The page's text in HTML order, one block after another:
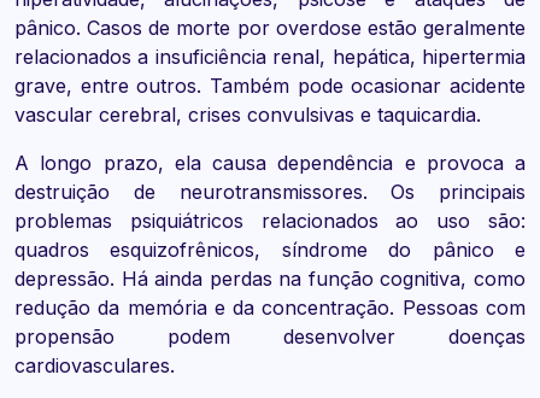
pânico. Casos de morte por overdose estão geralmente
relacionados a insuficiência renal, hepática, hipertermia
grave, entre outros. Também pode ocasionar acidente
vascular cerebral, crises convulsivas e taquicardia.
A longo prazo, ela causa dependência e provoca a
destruição de neurotransmissores. Os principais
problemas psiquiátricos relacionados ao uso são:
quadros esquizofrênicos, síndrome do pânico e
depressão. Há ainda perdas na função cognitiva, como
redução da memória e da concentração. Pessoas com
propensão podem desenvolver doenças
cardiovasculares.